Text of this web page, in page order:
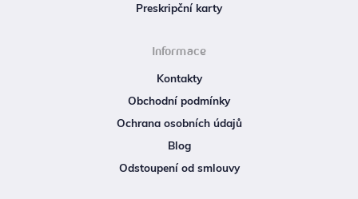
Preskripční karty
Informace
Kontakty
Obchodní podmínky
Ochrana osobních údajů
Blog
Odstoupení od smlouvy